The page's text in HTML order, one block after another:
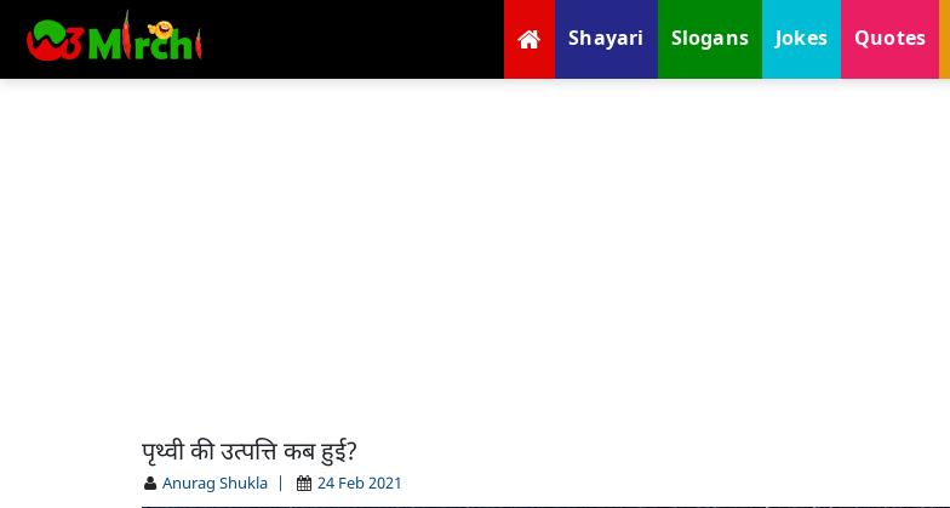
Shayari Slogans Jokes Quotes
पृथ्वी की उत्पत्ति कब हुई?
Anurag Shukla | 24 Feb 2021